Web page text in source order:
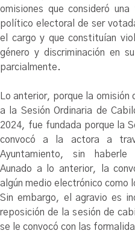
omisiones que consideró
político electoral de ser
el cargo y que constituían
género y discriminación en
parcialmente.
Lo anterior, porque la
a la Sesión Ordinaria de
2024, fue fundada porque la
convocó a la actora a
Ayuntamiento, sin
Aunado a lo anterior, la
algún medio electrónico como
Sin embargo, el agravio es
reposición de la sesión de
se le convocó con las